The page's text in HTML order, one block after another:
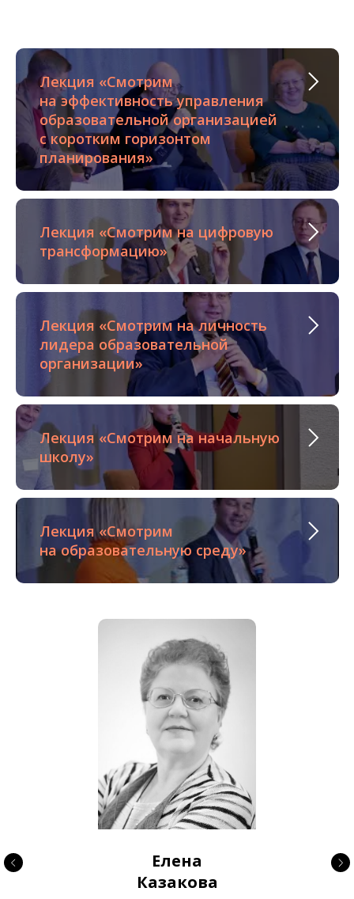
Лекция «Смотрим
на эффективность управления
образовательной организацией
с коротким горизонтом
планирования»
Лекция «Смотрим на цифровую
трансформацию»
Лекция «Смотрим на личность
лидера образовательной
организации»
Лекция «Смотрим на начальную
школу»
Лекция «Смотрим
на образовательную среду»
Елена
Казакова